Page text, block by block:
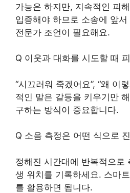
가능은 하지만, 지속적인 피
입증해야 하므로 소송에 앞
전문가 조언이 필요해요.
Q 이웃과 대화를 시도할 때
“시끄러워 죽겠어요”, “왜 이
적인 말은 갈등을 키우기만
구하는 방식이 중요합니다.
Q 소음 측정은 어떤 식으로
정해진 시간대에 반복적으로
생 위치를 기록하세요. 스마
를 활용하면 됩니다.